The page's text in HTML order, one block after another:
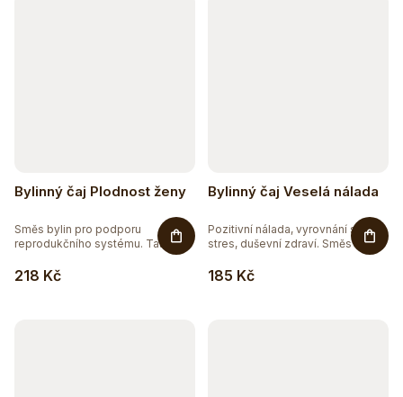
Bylinný čaj Plodnost ženy
218 Kč
Směs bylin pro podporu
reprodukčního systému. Tato...
Bylinný čaj Veselá nálada
185 Kč
Pozitivní nálada, vyrovnání se
stres, duševní zdraví. Směs 7...